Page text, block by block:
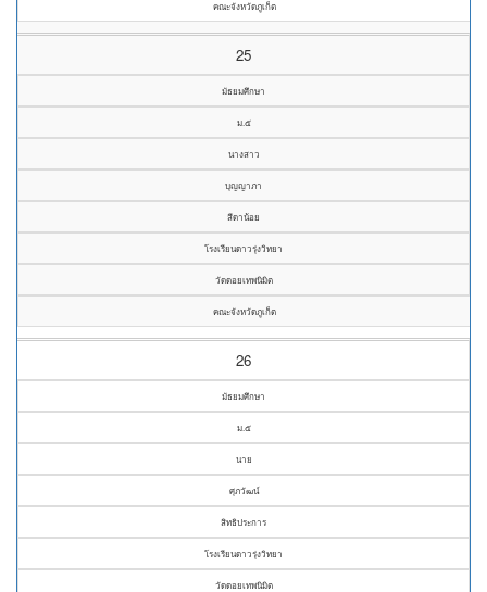
คณะจังหวัดภูเก็ต
25
มัธยมศึกษา
ม.๕
นางสาว
บุญญาภา
สีดาน้อย
โรงเรียนดาวรุ่งวิทยา
วัดดอยเทพนิมิต
คณะจังหวัดภูเก็ต
26
มัธยมศึกษา
ม.๕
นาย
ศุภวัฒน์
สิทธิประการ
โรงเรียนดาวรุ่งวิทยา
วัดดอยเทพนิมิต